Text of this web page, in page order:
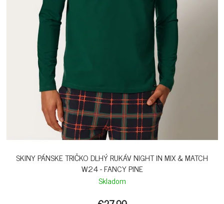
SKINY PÁNSKE TRIČKO DLHÝ RUKÁV NIGHT IN MIX & MATCH
W24 - FANCY PINE
Skladom